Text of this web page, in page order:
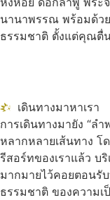
นานาพรรณ พร้อมด้ว
ธรรมชาติ ตั้งแต่คุณตื่
เดินทางมาหาเรา
การเดินทางมายัง “ล
หลากหลายเส้นทาง โ
รีสอร์ทของเราแล้ว บ
มากมายไว้คอยตอนรั
ธรรมชาติ ของความเ